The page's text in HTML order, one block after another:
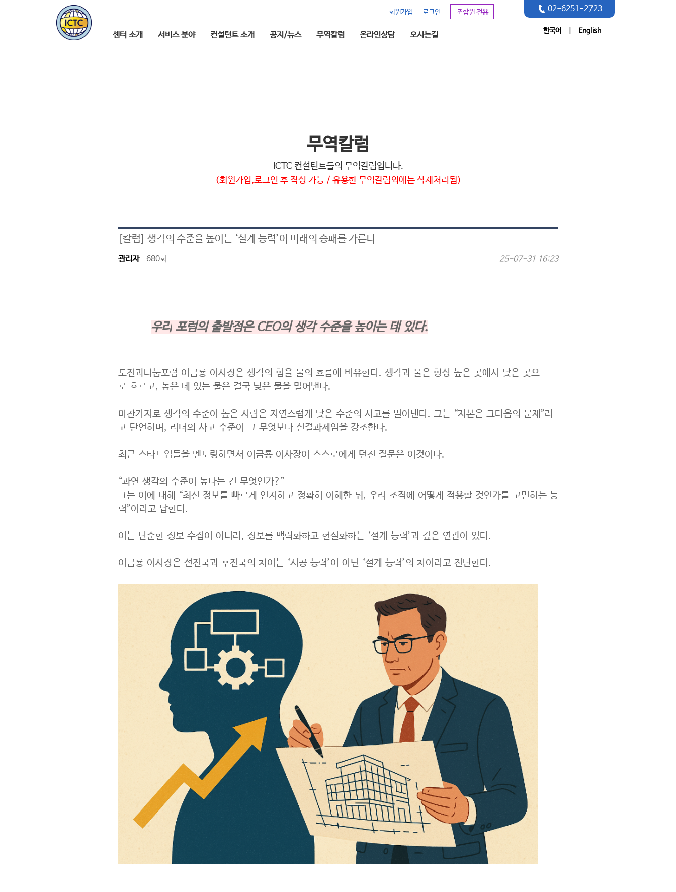
센터 소개 서비스 분야 컨설턴트 소개 공지/뉴스 무역칼럼 온라인상담 오시는길
회원가입 로그인 조합원 전용 02-6251-2723
한국어 English
무역칼럼
ICTC 컨설턴트들의 무역칼럼입니다.
(회원가입,로그인 후 작성 가능 / 유용한 무역칼럼외에는 삭제처리됨)
[칼럼] 생각의 수준을 높이는 ‘설계 능력’이 미래의 승패를 가른다
관리자 680회 25-07-31 16:23
우리 포럼의 출발점은 CEO의 생각 수준을 높이는 데 있다.
도전과나눔포럼 이금룡 이사장은 생각의 힘을 물의 흐름에 비유한다. 생각과 물은 항상 높은 곳에서 낮은 곳으
로 흐르고, 높은 데 있는 물은 결국 낮은 물을 밀어낸다.
마찬가지로 생각의 수준이 높은 사람은 자연스럽게 낮은 수준의 사고를 밀어낸다. 그는 “자본은 그다음의 문제”라
고 단언하며, 리더의 사고 수준이 그 무엇보다 선결과제임을 강조한다.
최근 스타트업들을 멘토링하면서 이금룡 이사장이 스스로에게 던진 질문은 이것이다.
“과연 생각의 수준이 높다는 건 무엇인가?”
그는 이에 대해 “최신 정보를 빠르게 인지하고 정확히 이해한 뒤, 우리 조직에 어떻게 적용할 것인가를 고민하는 능
력”이라고 답한다.
이는 단순한 정보 수집이 아니라, 정보를 맥락화하고 현실화하는 ‘설계 능력’과 깊은 연관이 있다.
이금룡 이사장은 선진국과 후진국의 차이는 ‘시공 능력’이 아닌 ‘설계 능력’의 차이라고 진단한다.